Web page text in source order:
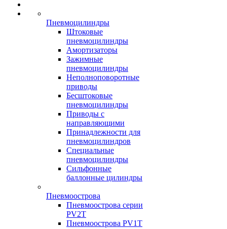
Пневмоцилиндры
Штоковые
пневмоцилиндры
Амортизаторы
Зажимные
пневмоцилиндры
Неполноповоротные
приводы
Бесштоковые
пневмоцилиндры
Приводы с
направляющими
Принадлежности для
пневмоцилиндров
Специальные
пневмоцилиндры
Сильфонные
баллонные цилиндры
Пневмоострова
Пневмоострова серии
PV2T
Пневмоострова PV1T